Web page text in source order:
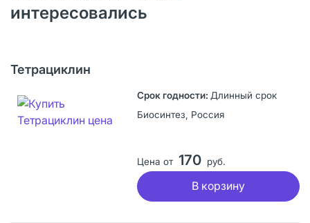
интересовались
Тетрациклин
Длинный срок
Биосинтез, Россия
Цена от 170 руб.
В корзину